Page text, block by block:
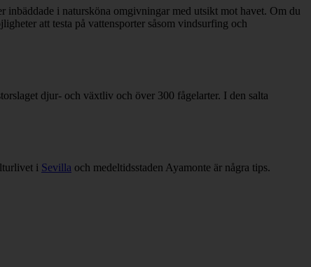
i natursköna omgivningar med utsikt mot havet. Om du
att testa på vattensporter såsom vindsurfing och
djur- och växtliv och över 300 fågelarter. I den salta
i Sevilla och medeltidsstaden Ayamonte är några tips.